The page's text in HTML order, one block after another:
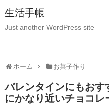
生活手帳
Just another WordPress site
ホーム お菓子作り
バレンタインにもおす
にかなり近いチョコレ